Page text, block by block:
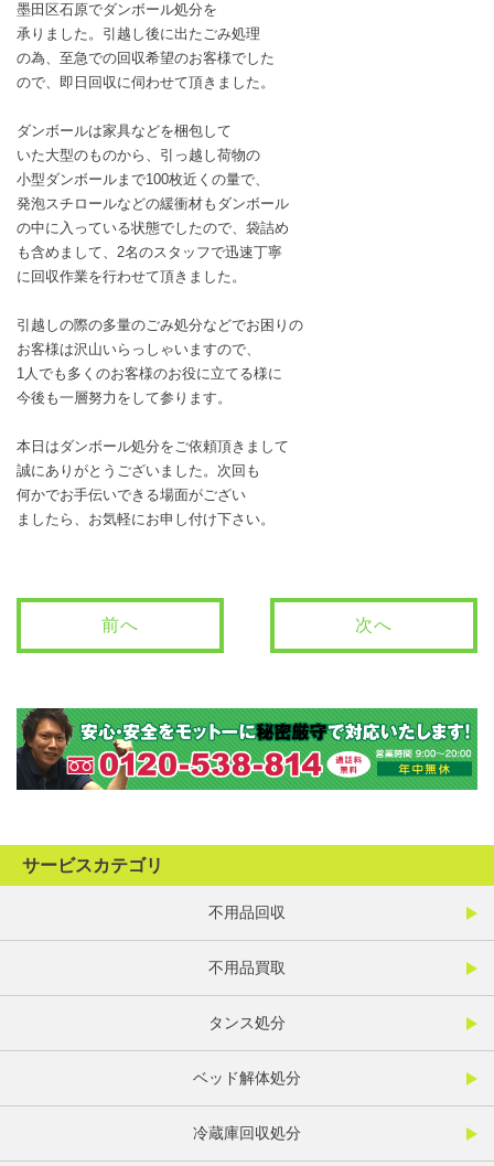
墨田区石原でダンボール処分を
承りました。引越し後に出たごみ処理
の為、至急での回収希望のお客様でした
ので、即日回収に伺わせて頂きました。
ダンボールは家具などを梱包して
いた大型のものから、引っ越し荷物の
小型ダンボールまで100枚近くの量で、
発泡スチロールなどの緩衝材もダンボール
の中に入っている状態でしたので、袋詰め
も含めまして、2名のスタッフで迅速丁寧
に回収作業を行わせて頂きました。
引越しの際の多量のごみ処分などでお困りの
お客様は沢山いらっしゃいますので、
1人でも多くのお客様のお役に立てる様に
今後も一層努力をして参ります。
本日はダンボール処分をご依頼頂きまして
誠にありがとうございました。次回も
何かでお手伝いできる場面がござい
ましたら、お気軽にお申し付け下さい。
前へ 次へ
サービスカテゴリ
不用品回収
不用品買取
タンス処分
ベッド解体処分
冷蔵庫回収処分